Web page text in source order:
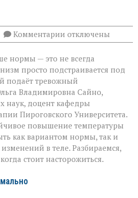
Комментарии к
записи
спешите
пить
что
скрывает
температура
37–
38 °C
отключены
нормы — это не всегда
просто подстраивается под
подаёт тревожный
Владимировна Сайно,
наук, доцент кафедры
Пироговского Университета.
повышение температуры
как вариантом нормы, так и
в теле. Разбираемся,
стоит насторожиться.